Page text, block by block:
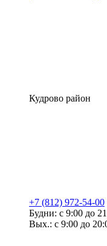
Кудрово район
+7 (812) 972-54-00
Будни: с 9:00 до
Вых.: с 9:00 до